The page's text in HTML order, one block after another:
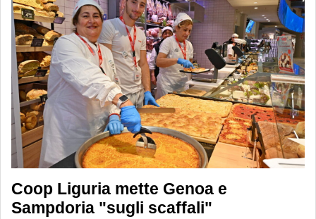
Coop Liguria mette Genoa e
Sampdoria "sugli scaffali"